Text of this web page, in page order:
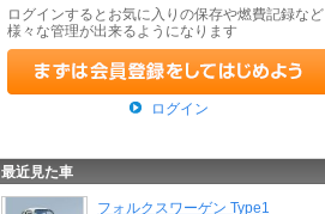
ログインするとお気に入りの保存や燃費記録など
様々な管理が出来るようになります
ログイン
最近見た車
フォルクスワーゲン Type1